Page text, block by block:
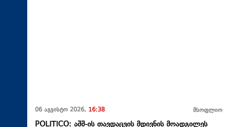
06 აგვისტო 2026, 16:38 მსოფლიო
POLITICO: აშშ-ის თავდაცვის მდივნის მოადგილეს